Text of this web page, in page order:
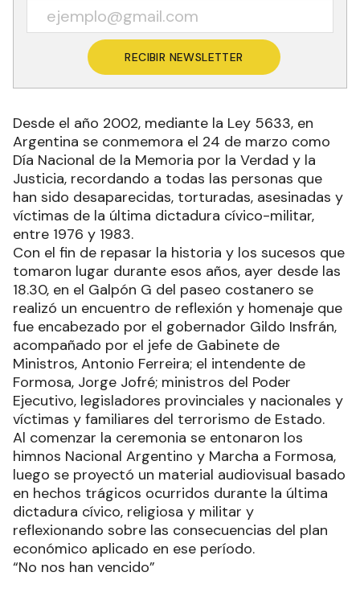
RECIBIR NEWSLETTER
Desde el año 2002, mediante la Ley 5633, en
Argentina se conmemora el 24 de marzo como
Día Nacional de la Memoria por la Verdad y la
Justicia, recordando a todas las personas que
han sido desaparecidas, torturadas, asesinadas y
víctimas de la última dictadura cívico-militar,
entre 1976 y 1983.
Con el fin de repasar la historia y los sucesos que
tomaron lugar durante esos años, ayer desde las
18.30, en el Galpón G del paseo costanero se
realizó un encuentro de reflexión y homenaje que
fue encabezado por el gobernador Gildo Insfrán,
acompañado por el jefe de Gabinete de
Ministros, Antonio Ferreira; el intendente de
Formosa, Jorge Jofré; ministros del Poder
Ejecutivo, legisladores provinciales y nacionales y
víctimas y familiares del terrorismo de Estado.
Al comenzar la ceremonia se entonaron los
himnos Nacional Argentino y Marcha a Formosa,
luego se proyectó un material audiovisual basado
en hechos trágicos ocurridos durante la última
dictadura cívico, religiosa y militar y
reflexionando sobre las consecuencias del plan
económico aplicado en ese período.
“No nos han vencido”